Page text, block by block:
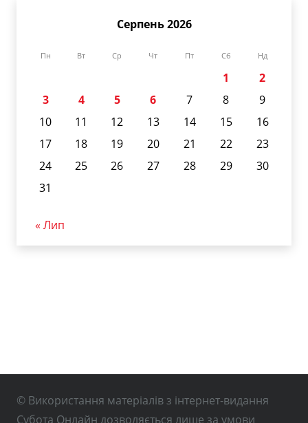
Серпень 2026
Пн Вт Ср Чт Пт Сб Нд
1
2
3
4 5 6 7 8
9
10
11 12 13 14 15
16
17
18 19 20 21 22
23
24
25 26 27 28 29
30
31
« Лип
© Використання матеріалів з інтернет-видання
Субота Онлайн дозволяється лише за умови